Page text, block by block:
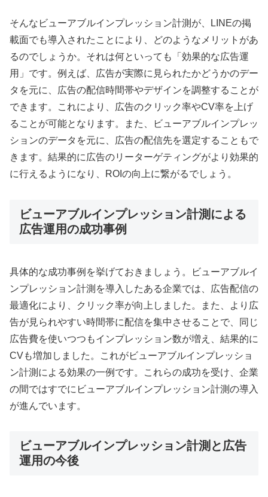
そんなビューアブルインプレッション計測が、LINEの掲
載面でも導入されたことにより、どのようなメリットがあ
るのでしょうか。それは何といっても「効果的な広告運
用」です。例えば、広告が実際に見られたかどうかのデー
タを元に、広告の配信時間帯やデザインを調整することが
できます。これにより、広告のクリック率やCV率を上げ
ることが可能となります。また、ビューアブルインプレッ
ションのデータを元に、広告の配信先を選定することもで
きます。結果的に広告のリーターゲティングがより効果的
に行えるようになり、ROIの向上に繋がるでしょう。
ビューアブルインプレッション計測による
広告運用の成功事例
具体的な成功事例を挙げておきましょう。ビューアブルイ
ンプレッション計測を導入したある企業では、広告配信の
最適化により、クリック率が向上しました。また、より広
告が見られやすい時間帯に配信を集中させることで、同じ
広告費を使いつつもインプレッション数が増え、結果的に
CVも増加しました。これがビューアブルインプレッショ
ン計測による効果の一例です。これらの成功を受け、企業
の間ではすでにビューアブルインプレッション計測の導入
が進んでいます。
ビューアブルインプレッション計測と広告
運用の今後